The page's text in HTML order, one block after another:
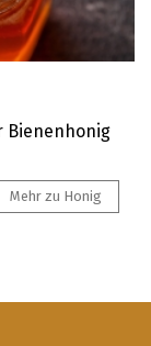
Bienenhonig
Mehr zu Honig